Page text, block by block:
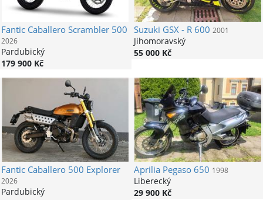
FanticCaballero Scrambler 500
2026
Pardubický
179 900 Kč
Suzuki GSX - R 600 2001
Jihomoravský
55 000 Kč
FanticCaballero 500 Explorer
2026
Pardubický
ApriliaPegaso 650 1998
Liberecký
29 900 Kč